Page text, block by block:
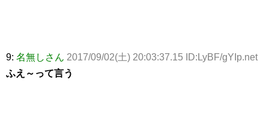
9: 名無しさん 2017/09/02(土) 20:03:37.15 ID:LyBF/gYIp.net
ふえ～って言う